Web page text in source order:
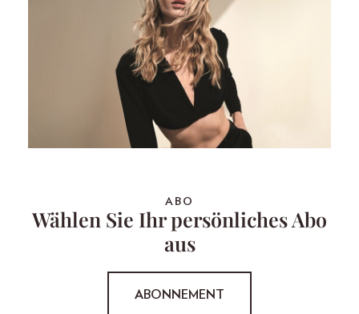
ABO
Wählen Sie Ihr persönliches Abo
aus
ABONNEMENT